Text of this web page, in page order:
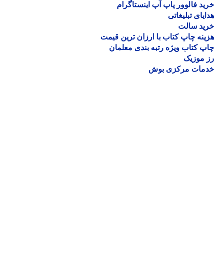
فالوور پاپ آپ اینستاگرام
تبلیغاتی
سالت
چاپ کتاب با ارزان ترین قیمت
کتاب ویژه رتبه بندی معلمان
موزیک
مرکزی بوش